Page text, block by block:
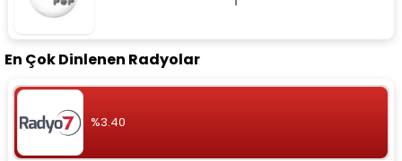
En Çok Dinlenen Radyolar
%3.40